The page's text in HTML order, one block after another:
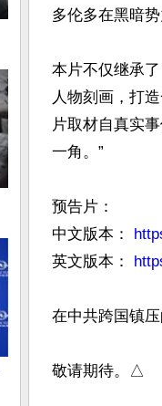
多伦多在黑暗
本片不仅继承
人物刻画，打
片取材自真实
一角。”
预告片：
中文版本：
英文版本：
在中共跨国镇
敬请期待。△